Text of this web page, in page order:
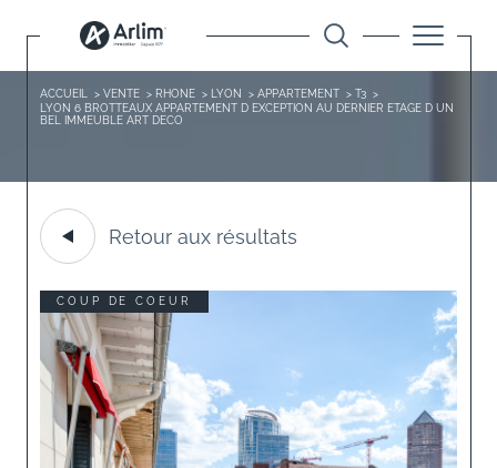
ACCUEIL VENTE RHONE LYON APPARTEMENT
T3
LYON 6 BROTTEAUX APPARTEMENT D EXCEPTION AU DERNIER ETAGE D UN
BEL IMMEUBLE ART DECO
Retour aux résultats
COUP DE COEUR